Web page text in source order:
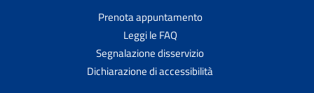
Prenota appuntamento
Leggi le FAQ
Segnalazione disservizio
Dichiarazione di accessibilità